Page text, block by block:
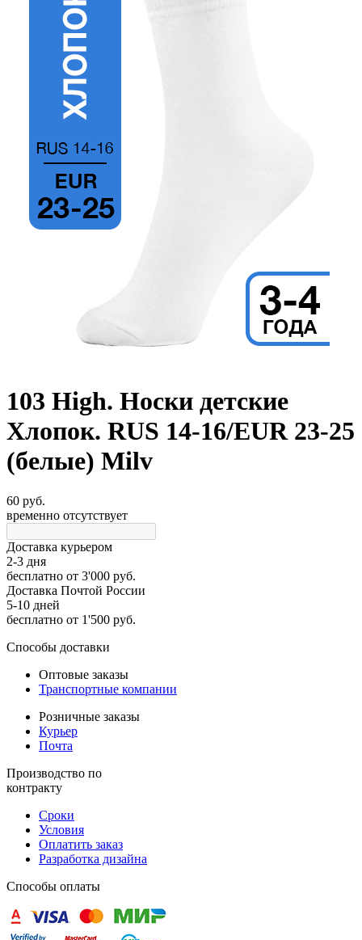
103 High. Носки детские
Хлопок. RUS 14-16/EUR 23-25
(белые) Milv
60 руб.
временно отсутствует
Доставка курьером
2-3 дня
бесплатно от 3'000 руб.
Доставка Почтой России
5-10 дней
бесплатно от 1'500 руб.
Способы доставки
Оптовые заказы
Транспортные компании
Розничные заказы
Курьер
Почта
Производство по
контракту
Сроки
Условия
Оплатить заказ
Разработка дизайна
Способы оплаты